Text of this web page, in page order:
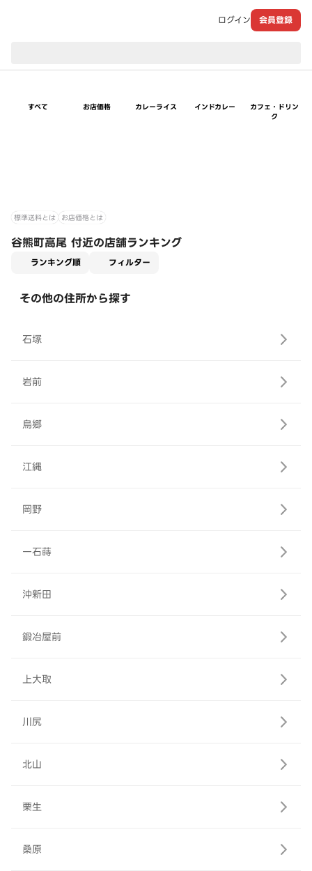
ログイン 会員登録
すべて お店価格 カレーライス インドカレー
カフェ・ドリン
ク
標準送料とは お店価格とは
谷熊町高尾 付近の店舗ランキング
ランキング順 フィルター
その他の住所から探す
石塚
岩前
烏郷
江縄
岡野
一石蒔
沖新田
鍛冶屋前
上大取
川尻
北山
栗生
桑原